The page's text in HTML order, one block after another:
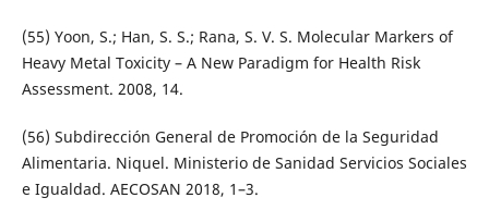
(55) Yoon, S.; Han, S. S.; Rana, S. V. S. Molecular Markers of
Heavy Metal Toxicity – A New Paradigm for Health Risk
Assessment. 2008, 14.
(56) Subdirección General de Promoción de la Seguridad
Alimentaria. Niquel. Ministerio de Sanidad Servicios Sociales
e Igualdad. AECOSAN 2018, 1–3.